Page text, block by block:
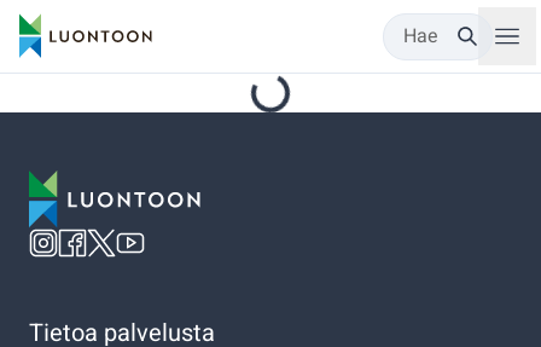
Hae
Tietoa palvelusta